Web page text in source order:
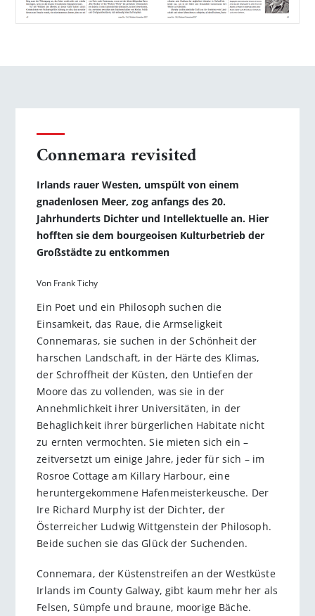
Connemara revisited
Irlands rauer Westen, umspült von einem
gnadenlosen Meer, zog anfangs des 20.
Jahrhunderts Dichter und Intellektuelle an. Hier
hofften sie dem bourgeoisen Kulturbetrieb der
Großstädte zu entkommen
Von Frank Tichy
Ein Poet und ein Philosoph suchen die
Einsamkeit, das Raue, die Armseligkeit
Connemaras, sie suchen in der Schönheit der
harschen Landschaft, in der Härte des Klimas,
der Schroffheit der Küsten, den Untiefen der
Moore das zu vollenden, was sie in der
Annehmlichkeit ihrer Universitäten, in der
Behaglichkeit ihrer bürgerlichen Habitate nicht
zu ernten vermochten. Sie mieten sich ein –
zeitversetzt um einige Jahre, jeder für sich – im
Rosroe Cottage am Killary Harbour, eine
heruntergekommene Hafenmeisterkeusche. Der
Ire Richard Murphy ist der Dichter, der
Österreicher Ludwig Wittgenstein der Philosoph.
Beide suchen sie das Glück der Suchenden.
Connemara, der Küstenstreifen an der Westküste
Irlands im County Galway, gibt kaum mehr her als
Felsen, Sümpfe und braune, moorige Bäche.